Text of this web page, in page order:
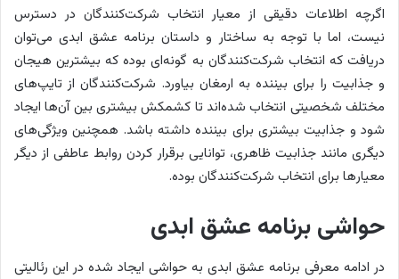
اگرچه اطلاعات دقیقی از معیار انتخاب شرکت‌کنندگان در دسترس
نیست، اما با توجه به ساختار و داستان برنامه عشق ابدی می‌توان
دریافت که انتخاب شرکت‌کنندگان به گونه‌ای بوده که بیشترین هیجان
و جذابیت را برای بیننده به ارمغان بیاورد. شرکت‌کنندگان از تایپ‌های
مختلف شخصیتی انتخاب شده‌اند تا کشمکش بیشتری بین آن‌ها ایجاد
شود و جذابیت بیشتری برای بیننده داشته باشد. همچنین ویژگی‌های
دیگری مانند جذابیت ظاهری، توانایی برقرار کردن روابط عاطفی از دیگر
معیار‌ها برای انتخاب شرکت‌کنندگان بوده.
حواشی برنامه عشق ابدی
در ادامه معرفی برنامه عشق ابدی به حواشی ایجاد شده در این رئالیتی